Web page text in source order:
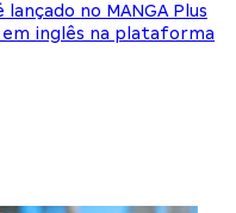
no MANGA Plus
inglês na plataforma